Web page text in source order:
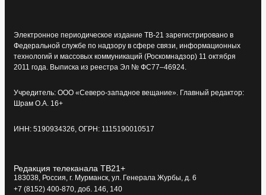
Электронное периодическое издание ТВ-21 зарегистрировано в
Федеральной службе по надзору в сфере связи, информационных
технологий и массовых коммуникаций (Роскомнадзор) 11 октября
2011 года. Выписка из реестра Эл № ФС77–46924.
Учредитель: ООО «Северо-западное вещание». Главный редактор:
Шрам О.А. 16+
ИНН: 5190934326, ОГРН: 1115190010517
Редакция телеканала ТВ21+
183038, Россия, г. Мурманск, ул. Генерала Журбы, д. 6
+7 (8152) 400-870, доб. 146, 140